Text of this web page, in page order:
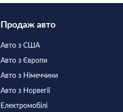
Продаж авто
Авто з США
Авто з Європи
Авто з Німеччини
Авто з Норвегії
Електромобілі